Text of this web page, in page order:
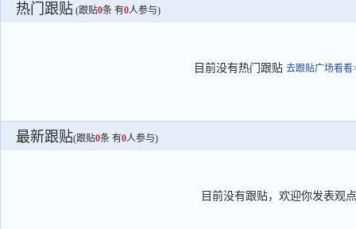
热门跟贴 (跟贴0条 有0人参与)
目前没有热门跟贴 去跟贴广场看看
最新跟贴(跟贴0条 有0人参与)
目前没有跟贴，欢迎你发表观点